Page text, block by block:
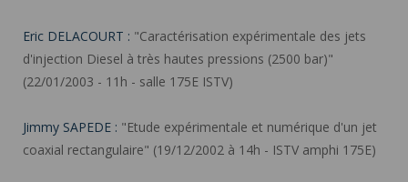
Eric DELACOURT : "Caractérisation expérimentale des jets
d'injection Diesel à très hautes pressions (2500 bar)"
(22/01/2003 - 11h - salle 175E ISTV)
Jimmy SAPEDE : "Etude expérimentale et numérique d'un jet
coaxial rectangulaire" (19/12/2002 à 14h - ISTV amphi 175E)